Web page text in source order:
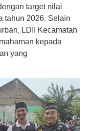
target nilai
tahun 2026. Selain
LDII Kecamatan
kepada
yang